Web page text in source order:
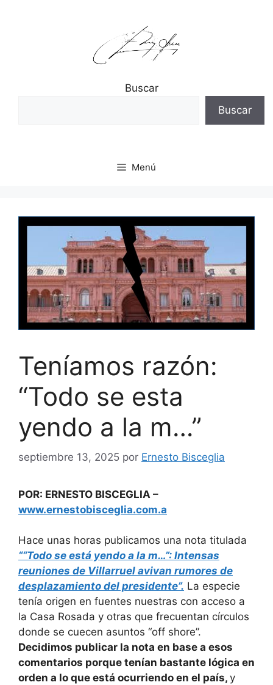
Buscar
Buscar
Menú
Teníamos razón:
“Todo se esta
yendo a la m…”
septiembre 13, 2025 por Ernesto Bisceglia
POR: ERNESTO BISCEGLIA –
www.ernestobisceglia.com.a
Hace unas horas publicamos una nota titulada
““Todo se está yendo a la m…”: Intensas
reuniones de Villarruel avivan rumores de
desplazamiento del presidente”. La especie
tenía origen en fuentes nuestras con acceso a
la Casa Rosada y otras que frecuentan círculos
donde se cuecen asuntos “off shore”.
Decidimos publicar la nota en base a esos
comentarios porque tenían bastante lógica en
orden a lo que está ocurriendo en el país, y